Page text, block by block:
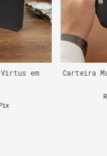
em
Carteira